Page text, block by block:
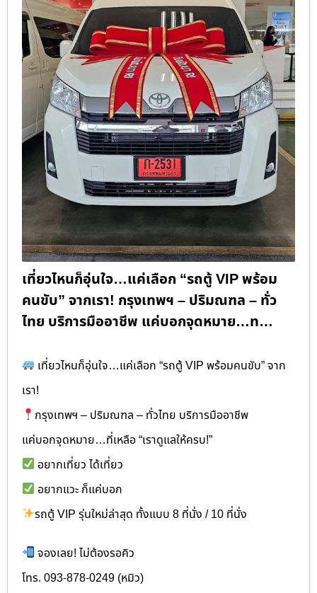
เที่ยวไหนก็อุ่นใจ…แค่เลือก “รถตู้ VIP พร้อม
คนขับ” จากเรา! กรุงเทพฯ – ปริมณฑล – ทั่ว
ไทย บริการมืออาชีพ แค่บอกจุดหมาย…ท…
เที่ยวไหนก็อุ่นใจ…แค่เลือก “รถตู้ VIP พร้อมคนขับ” จาก
เรา!
กรุงเทพฯ – ปริมณฑล – ทั่วไทย บริการมืออาชีพ
แค่บอกจุดหมาย…ที่เหลือ “เราดูแลให้ครบ!”
อยากเที่ยว ได้เที่ยว
อยากแวะ ก็แค่บอก
รถตู้ VIP รุ่นใหม่ล่าสุด ทั้งแบบ 8 ที่นั่ง / 10 ที่นั่ง
จองเลย! ไม่ต้องรอคิว
โทร. 093-878-0249 (หมิว)